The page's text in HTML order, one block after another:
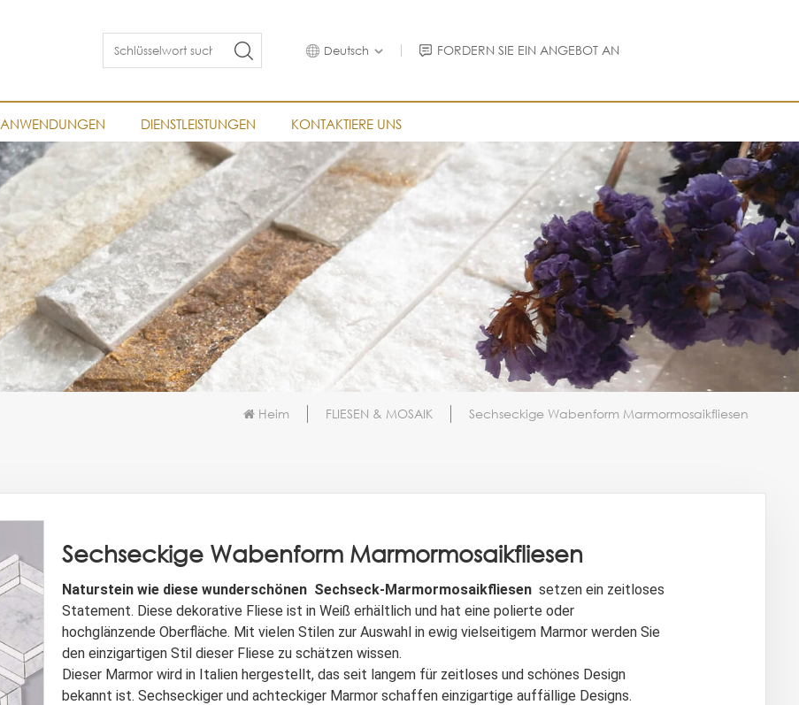
Deutsch FORDERN SIE EIN ANGEBOT AN
ANWENDUNGEN DIENSTLEISTUNGEN KONTAKTIERE UNS
Heim FLIESEN & MOSAIK Sechseckige Wabenform Marmormosaikfliesen
Sechseckige Wabenform Marmormosaikfliesen
Naturstein wie diese wunderschönen Sechseck-Marmormosaikfliesen setzen ein zeitloses
Statement. Diese dekorative Fliese ist in Weiß erhältlich und hat eine polierte oder
hochglänzende Oberfläche. Mit vielen Stilen zur Auswahl in ewig vielseitigem Marmor werden Sie
den einzigartigen Stil dieser Fliese zu schätzen wissen.
Dieser Marmor wird in Italien hergestellt, das seit langem für zeitloses und schönes Design
bekannt ist. Sechseckiger und achteckiger Marmor schaffen einzigartige auffällige Designs.